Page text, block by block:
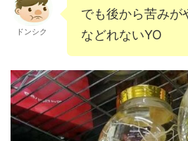
ドンシク
でも後から苦みが
などれないYO